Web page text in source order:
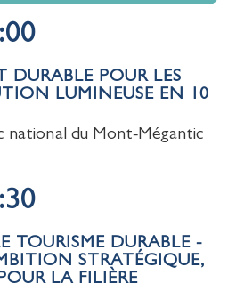
DURABLE POUR LES
LUMINEUSE EN 10
national du Mont-Mégantic
TOURISME DURABLE -
STRATÉGIQUE,
LA FILIÈRE